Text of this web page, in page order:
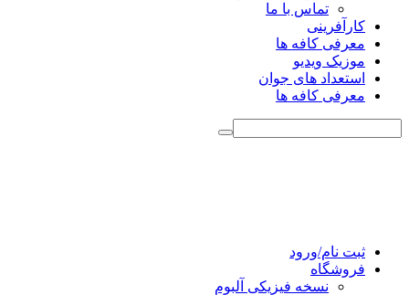
تماس با ما
کارآفرینی
معرفی کافه ها
موزیک ویدیو
استعداد های جوان
معرفی کافه ها
ثبت نام/ورود
فروشگاه
نسخه فیزیکی آلبوم